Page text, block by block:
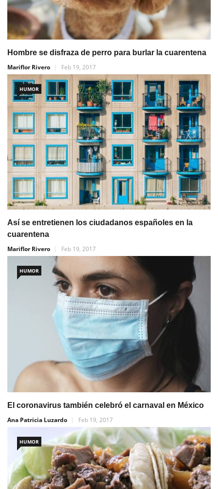
Hombre se disfraza de perro para burlar la cuarentena
Mariflor Rivero
Feb 19, 2017
HUMOR
Así se entretienen los ciudadanos españoles en la
cuarentena
Mariflor Rivero
Feb 19, 2017
HUMOR
El coronavirus también celebró el carnaval en México
Ana Patricia Luzardo
Feb 19, 2017
HUMOR